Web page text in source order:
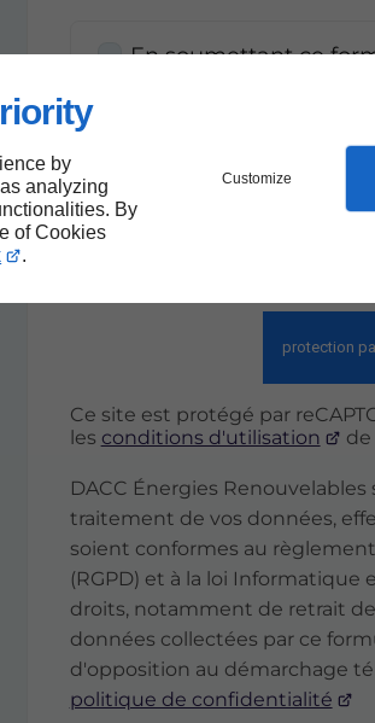
by
analyzing
By
of Cookies
.
Customize
En soumettant ce
informations saisies
Ce site est protégé par
les conditions d'utilisation
DACC Énergies
traitement de vos données,
soient conformes au
(RGPD) et à la loi Informatique
droits, notamment de retrait
données collectées par ce
d'opposition au démarchage
politique de confidentialité